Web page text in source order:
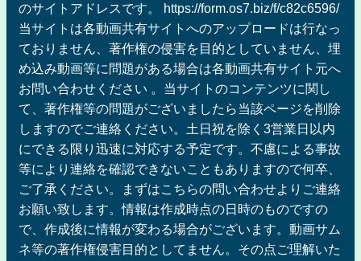
のサイトアドレスです。 https://form.os7.biz/f/c82c6596/
当サイトは各動画共有サイトへのアップロードは行なっ
ておりません、著作権の侵害を目的としていません、埋
め込み動画等に問題がある場合は各動画共有サイト元へ
お問い合わせください 。当サイトのコンテンツに関し
て、著作権等の問題がございましたら当該ページを削除
しますのでご連絡ください。土日祝を除く3営業日以内
にできる限り迅速に対応する予定です。不慮による事故
等により連絡を確認できないこともありますので何卒、
ご了承ください。まずはこちらの問い合わせよりご連絡
お願い致します。情報は作成時点の日時のものですの
で、作成後に情報が変わる場合がございます。動画サム
ネ等の著作権侵害目的としてません。その点ご理解いた